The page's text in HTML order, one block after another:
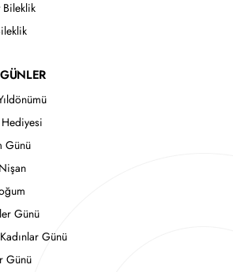
Bileklik
Günü
Günü
Günü
Günü